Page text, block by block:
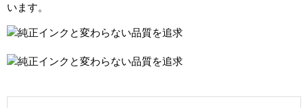
います。